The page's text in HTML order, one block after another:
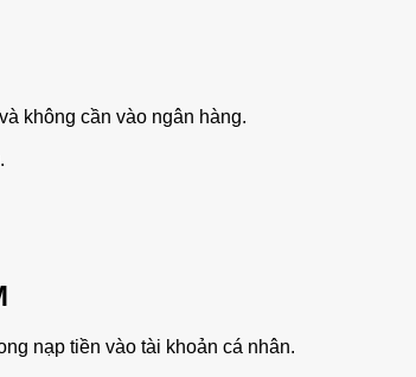
không cần vào ngân hàng.
nạp tiền vào tài khoản cá nhân.